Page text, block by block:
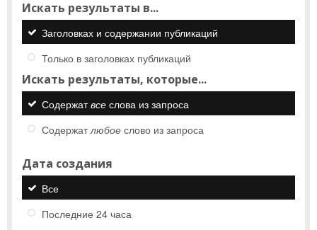
Искать результаты в...
Заголовках и содержании публикаций
Только в заголовках публикаций
Искать результаты, которые...
Содержатвсе слова из запроса
Содержатлюбое слово из запроса
Дата создания
Все
Последние 24 часа